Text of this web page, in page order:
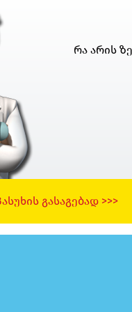
რა არის
ᲒᲐᲡᲐᲒᲔᲑᲐᲓ >>>